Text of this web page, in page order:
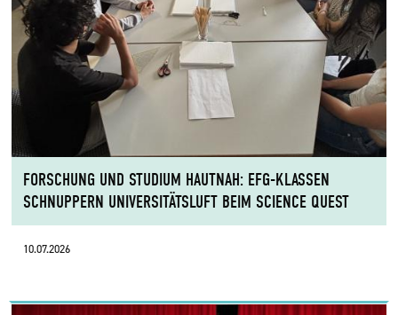
FORSCHUNG UND STUDIUM HAUTNAH: EFG-KLASSEN
SCHNUPPERN UNIVERSITÄTSLUFT BEIM SCIENCE QUEST
10.07.2026